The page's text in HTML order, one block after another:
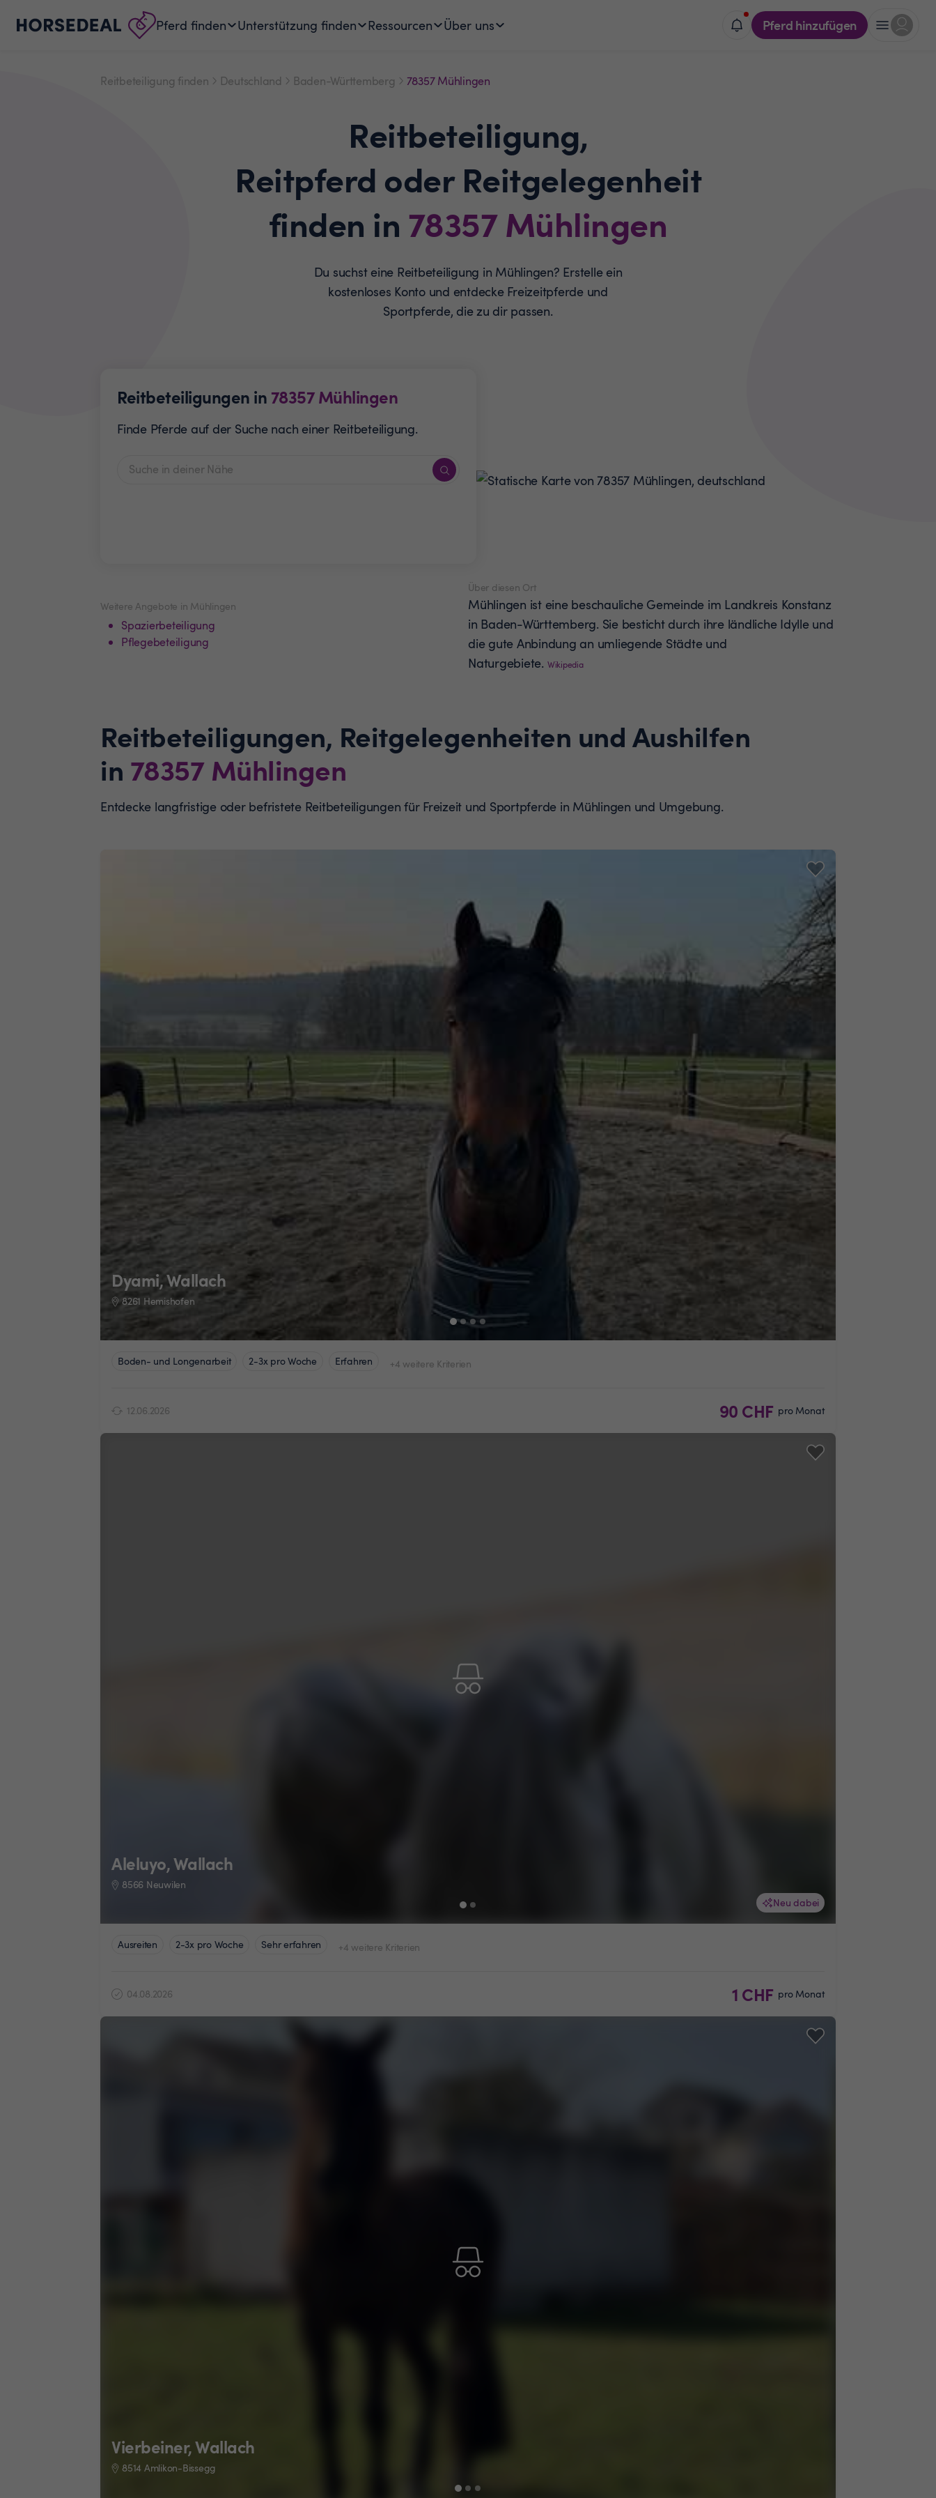
Pferd finden Unterstützung finden Ressourcen Über uns Pferd hinzufügen
Reitbeteiligung finden Deutschland Baden-Württemberg 78357 Mühlingen
Reitbeteiligung,
Reitpferd oder Reitgelegenheit
finden in 78357Mühlingen
Du suchst eine Reitbeteiligung in Mühlingen? Erstelle ein
kostenloses Konto und entdecke Freizeitpferde und
Sportpferde, die zu dir passen.
Reitbeteiligungen in 78357 Mühlingen
Finde Pferde auf der Suche nach einer Reitbeteiligung.
Weitere Angebote in Mühlingen
Spazierbeteiligung
Pflegebeteiligung
Über diesen Ort
Mühlingen ist eine beschauliche Gemeinde im Landkreis Konstanz
in Baden-Württemberg. Sie besticht durch ihre ländliche Idylle und
die gute Anbindung an umliegende Städte und
Naturgebiete. Wikipedia
Reitbeteiligungen, Reitgelegenheiten und Aushilfen
in 78357 Mühlingen
Entdecke langfristige oder befristete Reitbeteiligungen für Freizeit und Sportpferde in Mühlingen und Umgebung.
Dyami, Wallach
8261 Hemishofen
Boden- und Longenarbeit 2-3x pro Woche Erfahren +4 weitere Kriterien
12.06.2026 90 CHF pro Monat
Neu dabei
Aleluyo, Wallach
8566 Neuwilen
Ausreiten 2-3x pro Woche Sehr erfahren +4 weitere Kriterien
04.08.2026 1 CHF pro Monat
Vierbeiner, Wallach
8514 Amlikon-Bissegg